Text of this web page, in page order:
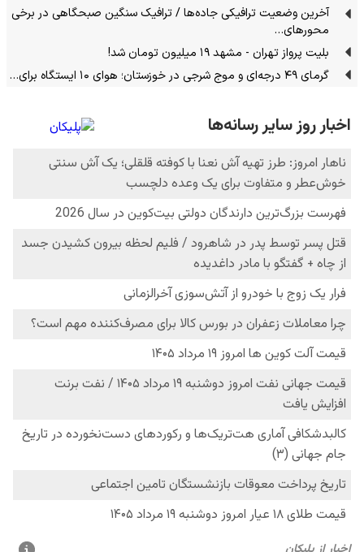
آخرین وضعیت ترافیکی جاده‌ها / ترافیک سنگین صبحگاهی در برخی
محورهای…
بلیت پرواز تهران - مشهد ۱۹ میلیون تومان شد!
گرمای ۴۹ درجه‌ای و موج شرجی در خوزستان؛ هوای ۱۰ ایستگاه برای…